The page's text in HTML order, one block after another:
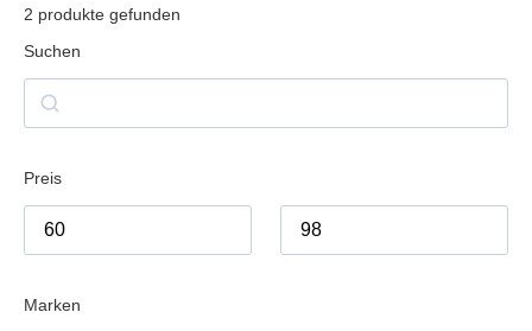
2 produkte gefunden
Suchen
Preis
Marken